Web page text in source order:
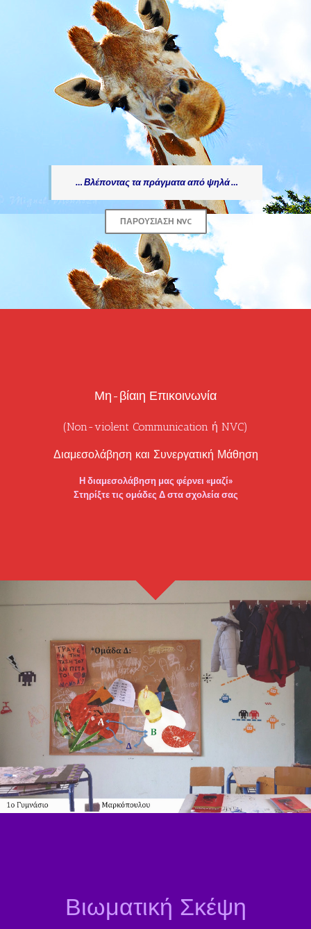
… Βλέποντας τα πράγματα από ψηλά …
ΠΑΡΟΥΣΊΑΣΗ NVC
Μη-βίαιη Επικοινωνία
(Non-violent Communication ή NVC)
Διαμεσολάβηση και Συνεργατική Μάθηση
Η διαμεσολάβηση μας φέρνει «μαζί»
Στηρίξτε τις ομάδες Δστα σχολεία σας
Βιωματική Σκέψη